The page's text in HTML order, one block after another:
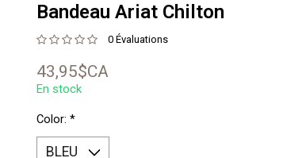
Bandeau Ariat Chilton
0 Évaluations
43,95$CA
En stock
Color: *